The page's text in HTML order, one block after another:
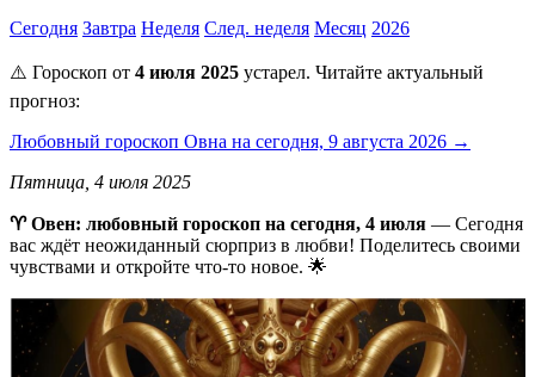
Сегодня Завтра Неделя След. неделя Месяц 2026
⚠️ Гороскоп от 4 июля 2025 устарел. Читайте актуальный
прогноз:
Любовный гороскоп Овна на сегодня, 9 августа 2026 →
Пятница, 4 июля 2025
♈ Овен: любовный гороскоп на сегодня, 4 июля — Сегодня
вас ждёт неожиданный сюрприз в любви! Поделитесь своими
чувствами и откройте что-то новое. 🌟